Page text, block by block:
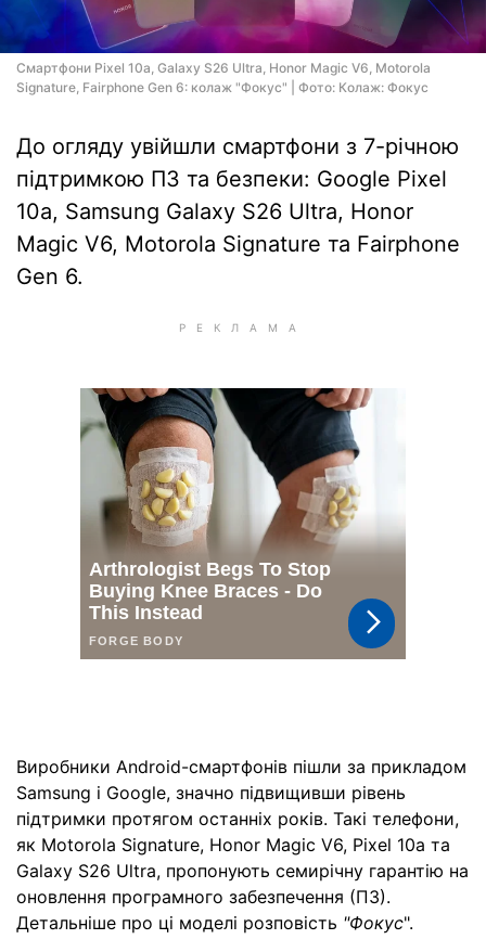
Смартфони Pixel 10a, Galaxy S26 Ultra, Honor Magic V6, Motorola
Signature, Fairphone Gen 6: колаж "Фокус" | Фото: Колаж: Фокус
До огляду увійшли смартфони з 7-річною
підтримкою ПЗ та безпеки: Google Pixel
10a, Samsung Galaxy S26 Ultra, Honor
Magic V6, Motorola Signature та Fairphone
Gen 6.
Виробники Android-смартфонів пішли за прикладом
Samsung і Google, значно підвищивши рівень
підтримки протягом останніх років. Такі телефони,
як Motorola Signature, Honor Magic V6, Pixel 10a та
Galaxy S26 Ultra, пропонують семирічну гарантію на
оновлення програмного забезпечення (ПЗ).
Детальніше про ці моделі розповість "Фокус".